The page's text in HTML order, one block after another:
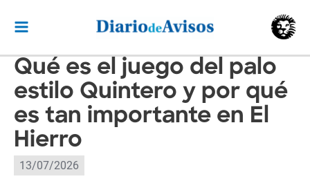
contenido
Qué es el juego del palo
estilo Quintero y por qué
es tan importante en El
Hierro
13/07/2026